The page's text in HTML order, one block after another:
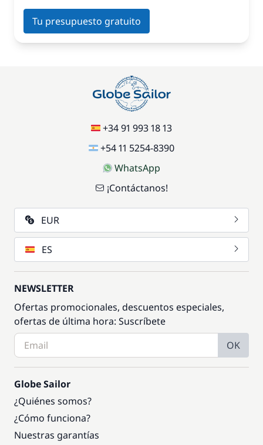
Tu presupuesto gratuito
+34 91 993 18 13
+54 11 5254-8390
WhatsApp
¡Contáctanos!
EUR
ES
NEWSLETTER
Ofertas promocionales, descuentos especiales,
ofertas de última hora: Suscríbete
OK
Globe Sailor
¿Quiénes somos?
¿Cómo funciona?
Nuestras garantías